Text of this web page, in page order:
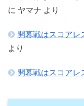
に ヤマナ より
開幕戦はスコアレ
より
開幕戦はスコアレ